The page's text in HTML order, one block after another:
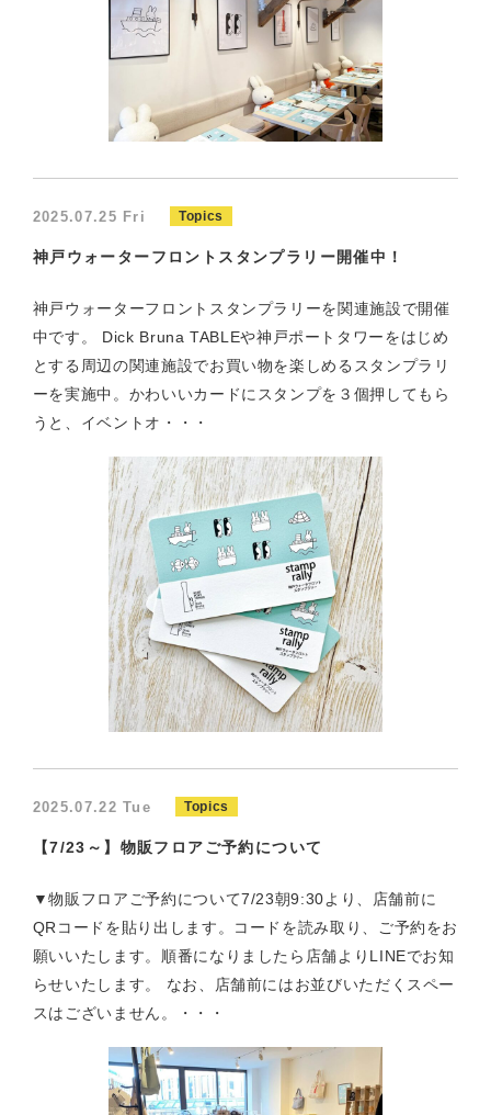
2025.07.25 Fri Topics
神戸ウォーターフロントスタンプラリー開催中！
神戸ウォーターフロントスタンプラリーを関連施設で開催
中です。 Dick Bruna TABLEや神戸ポートタワーをはじめ
とする周辺の関連施設でお買い物を楽しめるスタンプラリ
ーを実施中。かわいいカードにスタンプを３個押してもら
うと、イベントオ・・・
2025.07.22 Tue Topics
【7/23～】物販フロアご予約について
▼物販フロアご予約について7/23朝9:30より、店舗前に
QRコードを貼り出します。コードを読み取り、ご予約をお
願いいたします。順番になりましたら店舗よりLINEでお知
らせいたします。 なお、店舗前にはお並びいただくスペー
スはございません。・・・